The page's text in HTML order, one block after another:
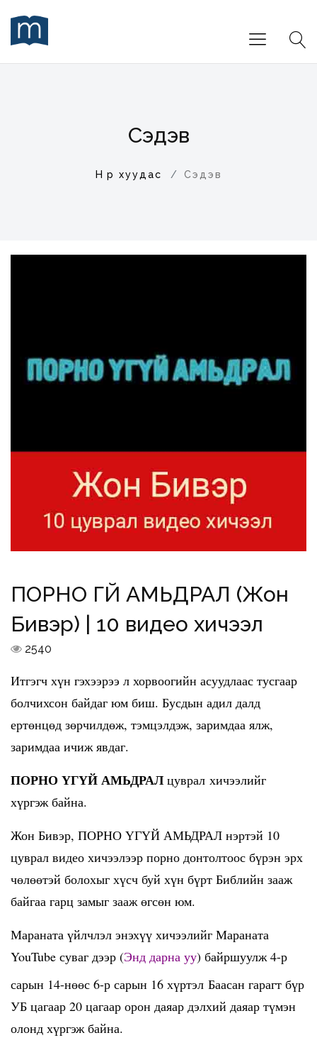
Сэдэв
Нүүр хуудас Сэдэв
ПОРНО ҮГҮЙ АМЬДРАЛ (Жон
Бивэр) | 10 видео хичээл
2540
Итгэгч хүн гэхээрээ л хорвоогийн асуудлаас тусгаар
болчихсон байдаг юм биш. Бусдын адил далд
ертөнцөд зөрчилдөж, тэмцэлдэж, заримдаа ялж,
заримдаа ичиж явдаг.
ПОРНО ҮГҮЙ АМЬДРАЛ цуврал хичээлийг
хүргэж байна.
Жон Бивэр, ПОРНО ҮГҮЙ АМЬДРАЛ нэртэй 10
цуврал видео хичээлээр порно донтолтоос бүрэн эрх
чөлөөтэй болохыг хүсч буй хүн бүрт Библийн зааж
байгаа гарц замыг зааж өгсөн юм.
Мараната үйлчлэл энэхүү хичээлийг Мараната
YouTube суваг дээр (Энд дарна уу) байршуулж 4-р
сарын 14-нөөс 6-р сарын 16 хүртэл Баасан гарагт бүр
УБ цагаар 20 цагаар орон даяар дэлхий даяар түмэн
олонд хүргэж байна.